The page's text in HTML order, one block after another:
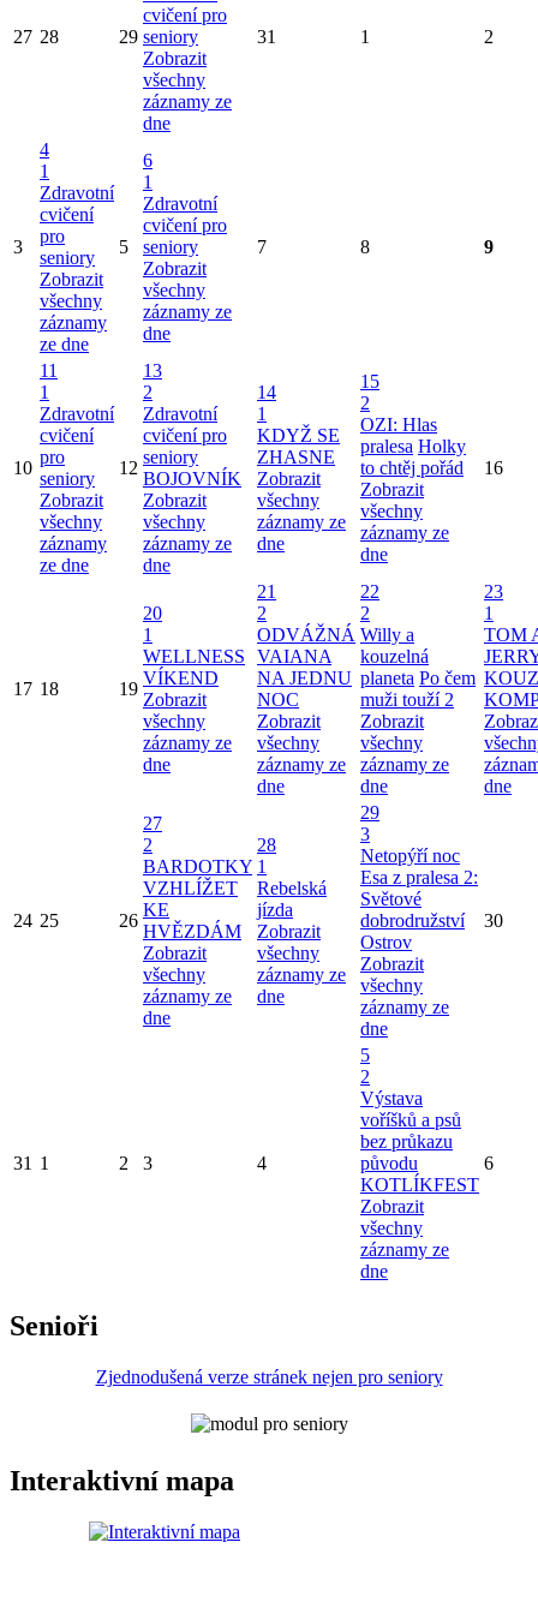
27 28 29
cvičení pro
seniory
Zobrazit
všechny
záznamy ze
dne
31 1 2
3
4
1
Zdravotní
cvičení
pro
seniory
Zobrazit
všechny
záznamy
ze dne
5
6
1
Zdravotní
cvičení pro
seniory
Zobrazit
všechny
záznamy ze
dne
7 8 9
10
11
1
Zdravotní
cvičení
pro
seniory
Zobrazit
všechny
záznamy
ze dne
12
13
2
Zdravotní
cvičení pro
seniory
BOJOVNÍK
Zobrazit
všechny
záznamy ze
dne
14
1
KDYŽ SE
ZHASNE
Zobrazit
všechny
záznamy ze
dne
15
2
OZI: Hlas
pralesa Holky
to chtěj pořád
Zobrazit
všechny
záznamy ze
dne
16
17 18 19
20
1
WELLNESS
VÍKEND
Zobrazit
všechny
záznamy ze
dne
21
2
ODVÁŽNÁ
VAIANA
NA JEDNU
NOC
Zobrazit
všechny
záznamy ze
dne
22
2
Willy a
kouzelná
planeta Po čem
muži touží 2
Zobrazit
všechny
záznamy ze
dne
23
1
TOM
dne
24 25 26
27
2
BARDOTKY
VZHLÍŽET
KE
HVĚZDÁM
Zobrazit
všechny
záznamy ze
dne
28
1
Rebelská
jízda
Zobrazit
všechny
záznamy ze
dne
29
3
Netopýří noc
Esa z pralesa 2:
Světové
dobrodružství
Ostrov
Zobrazit
všechny
záznamy ze
dne
30
31 1 2 3 4
5
2
Výstava
voříšků a psů
bez průkazu
původu
KOTLÍKFEST
Zobrazit
všechny
záznamy ze
dne
6
Senioři
Zjednodušená verze stránek nejen pro seniory
Interaktivní mapa